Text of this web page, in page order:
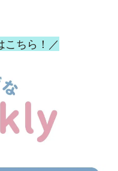
こちら！／